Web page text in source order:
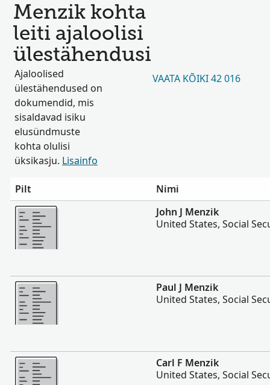
Menzik kohta
leiti ajaloolisi
ülestähendusi
Ajaloolised
ülestähendused on
dokumendid, mis
sisaldavad isiku
elusündmuste
kohta olulisi
üksikasju. Lisainfo
VAATA KÕIKI 42 016
Pilt
Nimi
Rohkem
John J Menzik
United States, Social
Rohkem
Paul J Menzik
United States, Social
Rohkem
Carl F Menzik
United States, Social